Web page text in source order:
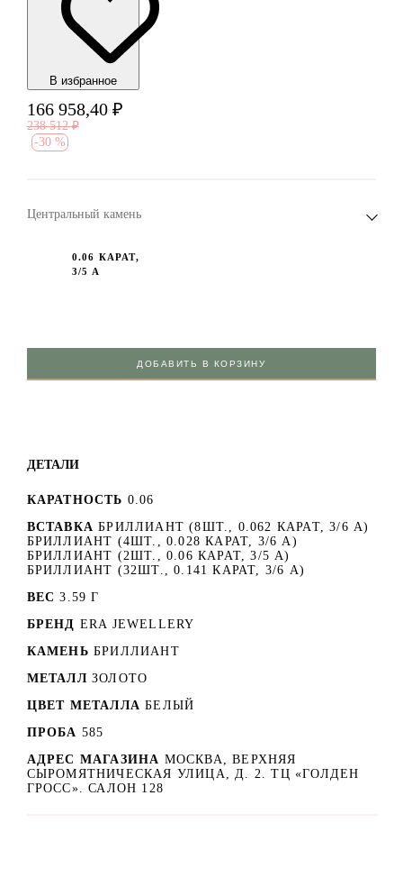
В избранноe
166 958,40 ₽
238 512 ₽
-30 %
Центральный камень
0.06 КАРАТ,
3/5 А
ДОБАВИТЬ В КОРЗИНУ
ДЕТАЛИ
КАРАТНОСТЬ 0.06
ВСТАВКА БРИЛЛИАНТ (8ШТ., 0.062 КАРАТ, 3/6 А)
БРИЛЛИАНТ (4ШТ., 0.028 КАРАТ, 3/6 А)
БРИЛЛИАНТ (2ШТ., 0.06 КАРАТ, 3/5 А)
БРИЛЛИАНТ (32ШТ., 0.141 КАРАТ, 3/6 А)
ВЕС 3.59 Г
БРЕНД ERA JEWELLERY
КАМЕНЬ БРИЛЛИАНТ
МЕТАЛЛ ЗОЛОТО
ЦВЕТ МЕТАЛЛА БЕЛЫЙ
ПРОБА 585
АДРЕС МАГАЗИНА МОСКВА, ВЕРХНЯЯ
СЫРОМЯТНИЧЕСКАЯ УЛИЦА, Д. 2. ТЦ «ГОЛДЕН
ГРОСС». САЛОН 128